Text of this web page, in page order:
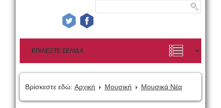
Βρίσκεστε εδώ: Αρχική Μουσική Μουσικά Νέα